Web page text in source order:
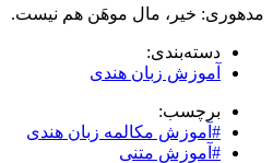
مدهوری: خیر، مال موهَن هم نیست.
دسته‌بندی:
آموزش زبان هندی
برچسب:
#آموزش مکالمه زبان هندی
#آموزش متنی